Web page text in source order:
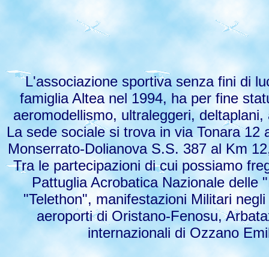
L'associazione sportiva senza fini di
famiglia Altea nel 1994, ha per fine
aeromodellismo, ultraleggeri,
La sede sociale si trova in via Tonara
Monserrato-Dolianova S.S. 387 al Km
Tra le partecipazioni di cui possiamo
Pattuglia Acrobatica Nazionale delle
"Telethon", manifestazioni Militari
aeroporti di Oristano-Fenosu,
internazionali di Ozzano